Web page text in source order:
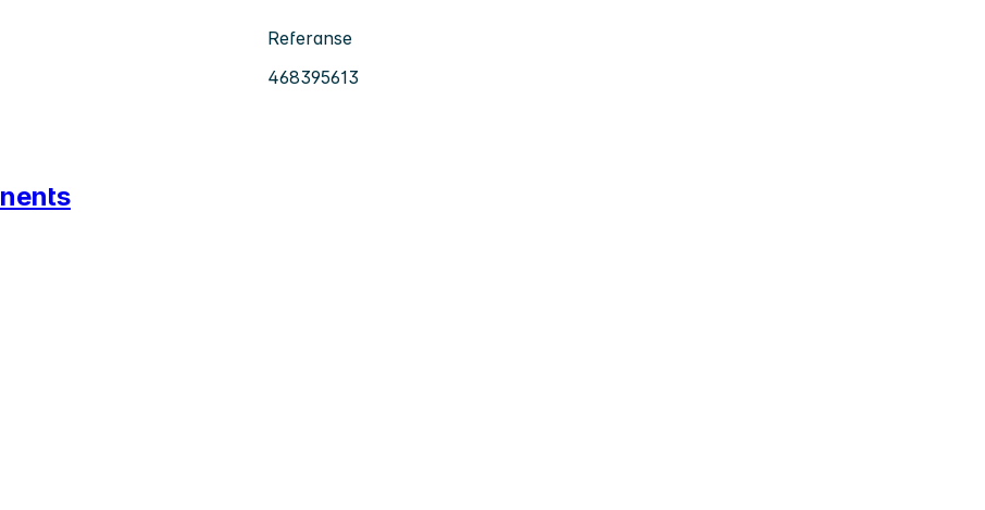
Referanse
468395613